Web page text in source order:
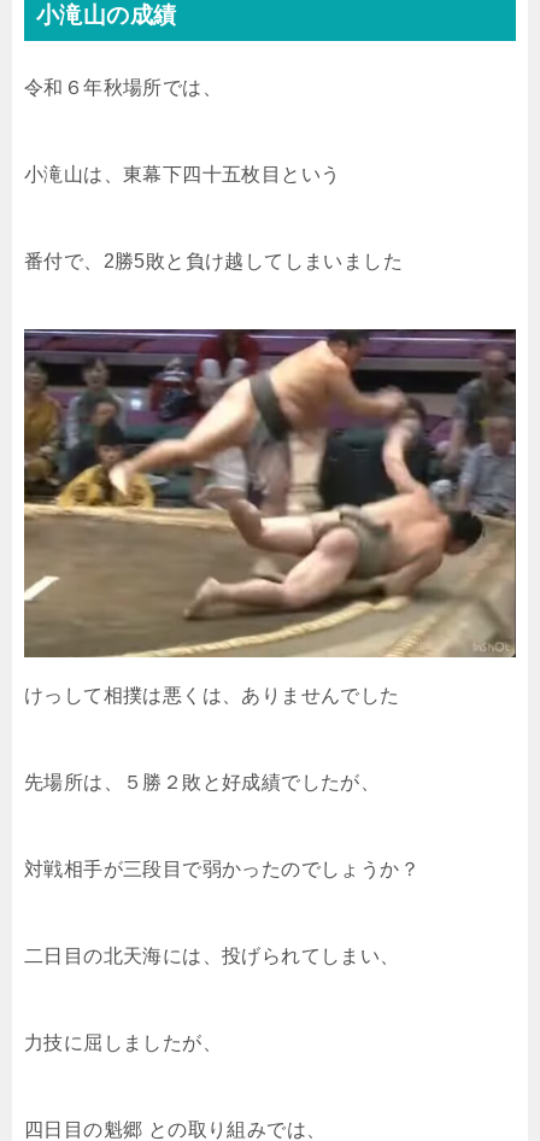
小滝山の成績
令和６年秋場所では、
小滝山は、東幕下四十五枚目という
番付で、2勝5敗と負け越してしまいました
けっして相撲は悪くは、ありませんでした
先場所は、５勝２敗と好成績でしたが、
対戦相手が三段目で弱かったのでしょうか？
二日目の北天海には、投げられてしまい、
力技に屈しましたが、
四日目の魁郷 との取り組みでは、